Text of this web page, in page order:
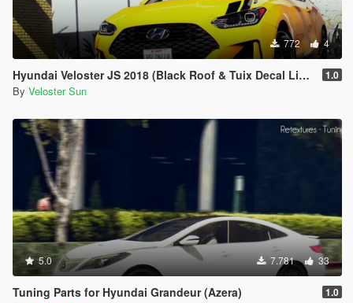
772 4
Hyundai Veloster JS 2018 (Black Roof & Tuix Decal Livery) 1.0
By Veloster Sun
5.0 7.781 33
Tuning Parts for Hyundai Grandeur (Azera) 1.0